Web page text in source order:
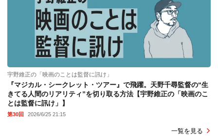
宇野維正の「映画のことは監督に訊け」
『マジカル・シークレット・ツアー』で飛躍。天野千尋監督の“生
きてる人間のリアリティ”を切り取る方法【宇野維正の「映画のこ
とは監督に訊け」】
第30回 2026/6/25 21:15
一覧を見る